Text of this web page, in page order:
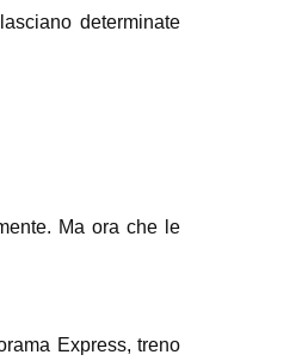
determinate
Ma ora che le
Express, treno